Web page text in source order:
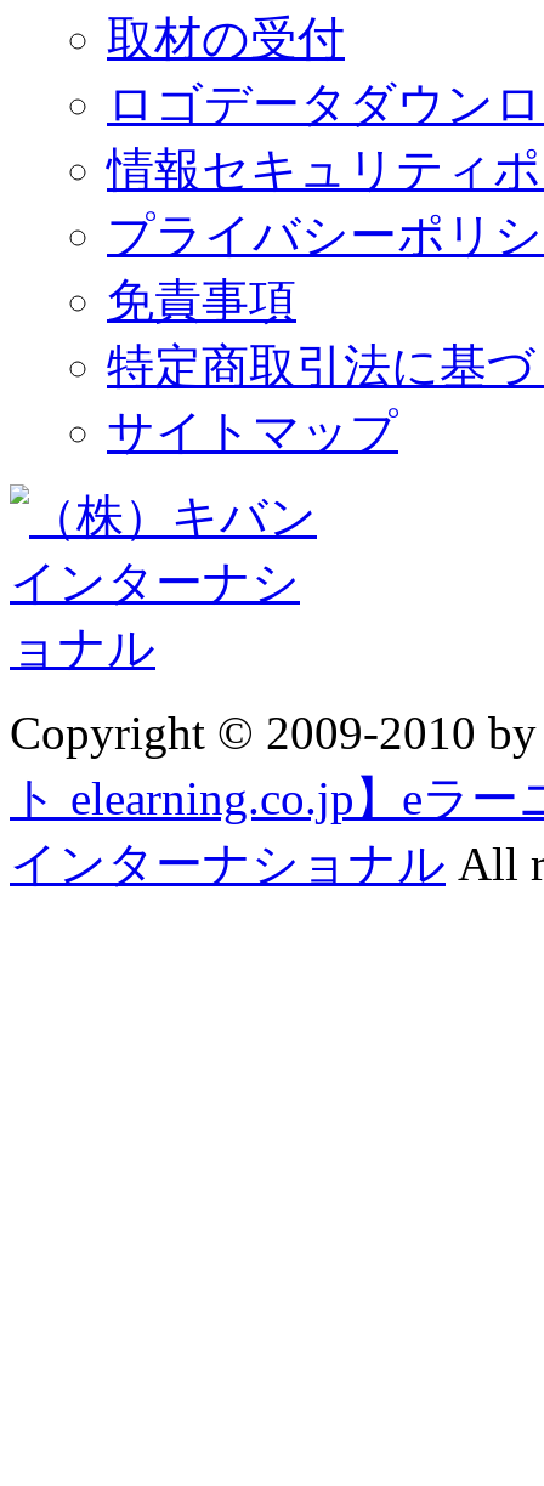
取材の受付
ロゴデータダウン
情報セキュリティ
プライバシーポリ
免責事項
特定商取引法に基
サイトマップ
Copyright © 2009-2010
ト elearning.co.jp】eラ
インターナショナル All